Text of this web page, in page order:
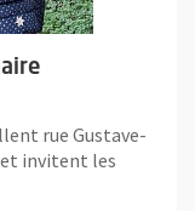
rue Gustave-
invitent les